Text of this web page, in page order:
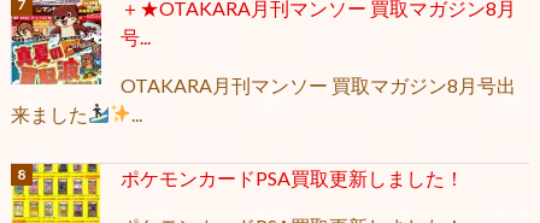
＋★OTAKARA月刊マンソー 買取マガジン8月
号...
OTAKARA月刊マンソー 買取マガジン8月号出
来ました
ポケモンカードPSA買取更新しました！